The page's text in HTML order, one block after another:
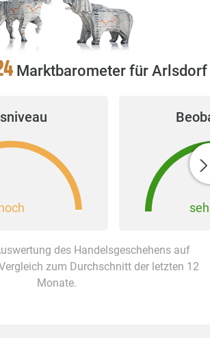
Marktbarometer für Arlsdorf
hoch
des Handelsgeschehens auf
zum Durchschnitt der letzten 12
Monate.